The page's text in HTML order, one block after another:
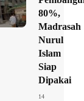
80%,
Madrasah
Nurul
Islam
Siap
Dipakai
14